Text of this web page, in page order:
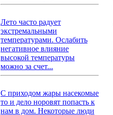
Лето часто радует
экстремальными
температурами. Ослабить
негативное влияние
высокой температуры
можно за счет...
С приходом жары насекомые
то и дело норовят попасть к
нам в дом. Некоторые люди